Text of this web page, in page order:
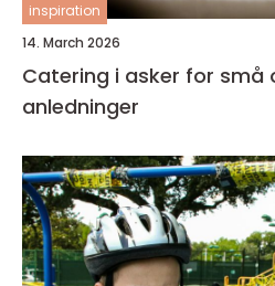
inspiration
14. March 2026
Catering i asker for små
anledninger